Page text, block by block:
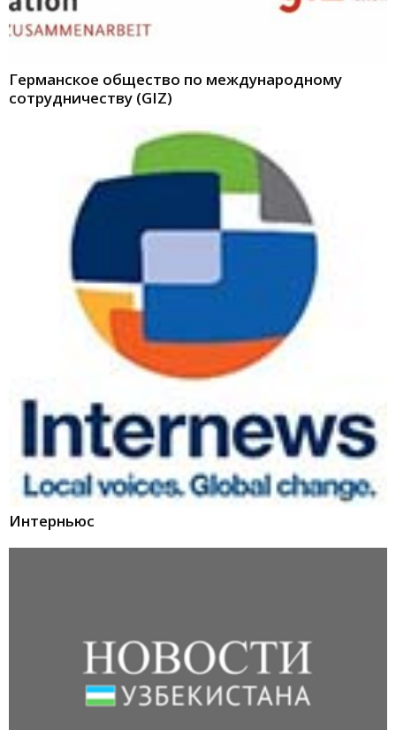
Германское общество по международному
сотрудничеству (GIZ)
Интерньюс